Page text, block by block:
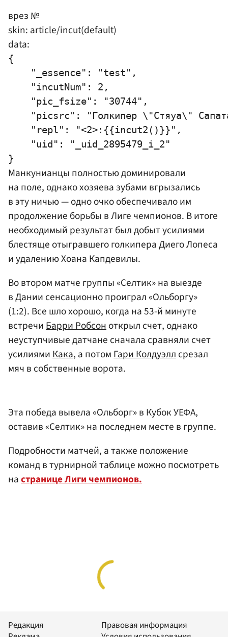
врез №
skin: article/incut(default)
data:
{
    "_essence": "test",
    "incutNum": 2,
    "pic_fsize": "30744",
"picsrc": "Голкипер \"Стяуа\"
    "repl": "<2>:{{incut2()}}",
    "uid": "_uid_2895479_i_2"
Манкунианцы полностью доминировали
на поле, однако хозяева зубами вгрызались
в эту ничью — одно очко обеспечивало им
продолжение борьбы в Лиге чемпионов. В итоге
необходимый результат был добыт усилиями
блестяще отыгравшего голкипераДиего Лопеса
и удалению Хоана Капдевилы.
Во втором матче группы «Селтик» на выезде
в Дании сенсационно проиграл «Ольборгу»
(1:2). Все шло хорошо, когда на 53-й минуте
встречиБарри Робсоноткрыл счет, однако
неуступчивые датчане сначала сравняли счет
усилиямиКака, а потомГари Колдуэллсрезал
мяч в собственные ворота.
Эта победа вывела «Ольборг» в Кубок УЕФА,
оставив «Селтик» на последнем месте в группе.
Подробности матчей, а также положение
команд в турнирной таблице можно посмотреть
настранице Лиги чемпионов.
Редакция
Правовая информация